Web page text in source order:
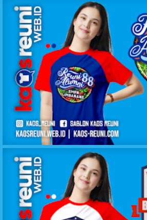
KAOS REUNI ALUMNI 88 SMPN LIMBANANG